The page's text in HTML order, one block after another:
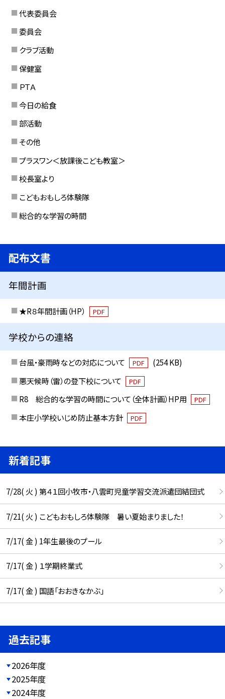
代表委員会
委員会
クラブ活動
保健室
ＰＴＡ
今日の給食
部活動
その他
プラスワン＜放課後こども教室＞
校長室より
こどもおもしろ体験隊
総合的な学習の時間
配布文書
年間計画
★R８年間計画（HP） PDF
学校からの連絡
台風・豪雨時などの対応について PDF
(254 KB)
悪天候時（雷）の登下校について
PDF
R8 総合的な学習の時間について（全体計画）HP用 PDF
本庄小学校いじめ防止基本方針 PDF
新着記事
7/28( 火 ) 第４１回小牧市・八雲町児童学習交流派遣団結団式
7/21( 火 ) こどもおもしろ体験隊 暑い夏始まりました！
7/17( 金 ) 1年生最後のプール
7/17( 金 ) １学期終業式
7/17( 金 ) 国語「おおきなかぶ」
過去記事
2026年度
2025年度
2024年度